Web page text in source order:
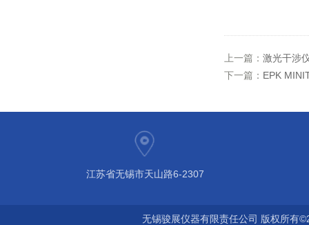
上一篇： 激光干涉
下一篇： EPK
江苏省无锡市天山路6-2307
无锡骏展仪器有限责任公司 版权所有